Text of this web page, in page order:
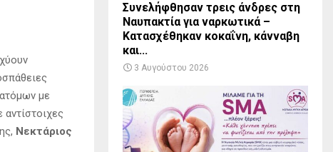
με
Νεκτάριος
Συνελήφθησαν τρεις άνδρες στη
Ναυπακτία για ναρκωτικά –
Κατασχέθηκαν κοκαΐνη, κάνναβη
και...
3 Αυγούστου 2026